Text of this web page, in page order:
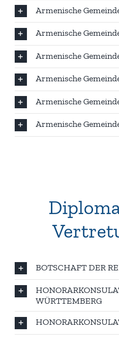
Armenische
Armenische
Armenische
Armenische
Armenische
Armenische
BOTSCHAFT DER
WÜRTTEMBERG